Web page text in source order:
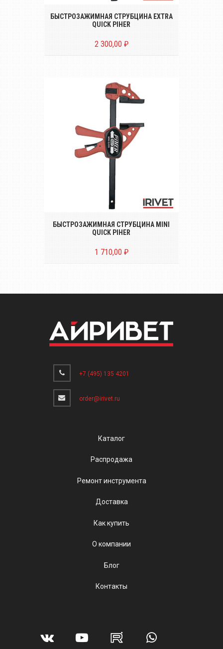
БЫСТРОЗАЖИМНАЯ СТРУБЦИНА EXTRA
QUICK PIHER
2 300,00 ₽
Струбцина Mini Quick Piher с быстрой
фиксацией и прижимным усилием до 75
кг
БЫСТРОЗАЖИМНАЯ СТРУБЦИНА MINI
QUICK PIHER
1 710,00 ₽
+7 (495) 135 4201
order@irivet.ru
Каталог
Распродажа
Ремонт инструмента
Доставка
Как купить
О компании
Блог
Контакты